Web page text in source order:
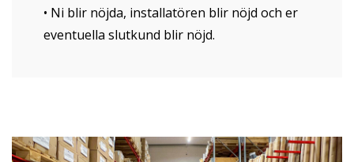
• Ni blir nöjda, installatören blir nöjd och er
eventuella slutkund blir nöjd.